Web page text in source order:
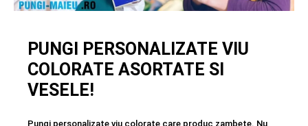
PUNGI PERSONALIZATE VIU
COLORATE ASORTATE SI
VESELE!
Pungi personalizate viu colorate care produc zambete. Nu